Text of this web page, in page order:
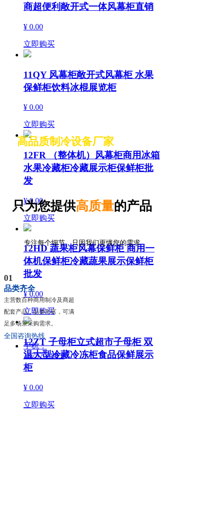
商超便利敞开式一体风幕柜直销
¥ 0.00
立即购买
11QY 风幕柜敞开式风幕柜 水果
保鲜柜饮料冰棍展览柜
¥ 0.00
立即购买
12FR （整体机）风幕柜商用冰箱
水果冷藏柜冷藏展示柜保鲜柜批
发
¥ 0.00
立即购买
12HD 蔬果柜风幕保鲜柜 商用一
体机保鲜柜冷藏蔬果展示保鲜柜
批发
¥ 0.00
立即购买
12ZT 子母柜立式超市子母柜 双
温大型冷藏冷冻柜食品保鲜展示
柜
¥ 0.00
立即购买
高品质制冷设备厂家
只为您提供高质量的产品
专注每个细节，只因我们更懂您的需求
01
品类齐全
主营数百种商用制冷及商超
配套产品，品类丰富，可满
足多场景采购需求。
全国咨询热线
手机：
18757088830